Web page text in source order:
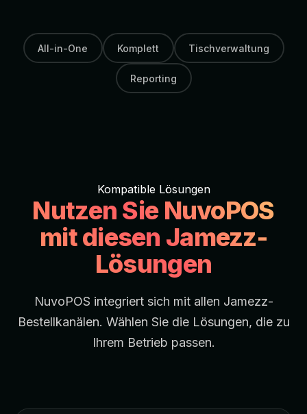
All-in-One Komplett Tischverwaltung
Reporting
Kompatible Lösungen
Nutzen Sie NuvoPOS
mit diesen Jamezz-
Lösungen
NuvoPOS integriert sich mit allen Jamezz-
Bestellkanälen. Wählen Sie die Lösungen, die zu
Ihrem Betrieb passen.